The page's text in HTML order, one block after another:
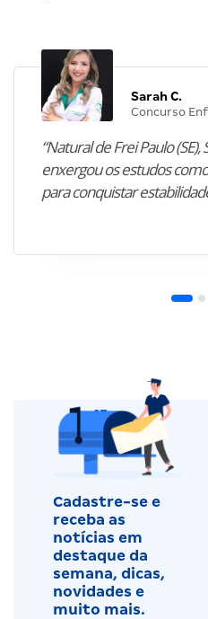
Sarah C.
Concurso
“Natural de Frei Paulo
enxergou os estudos
para conquistar
Cadastre-se e
receba as
notícias em
destaque da
semana, dicas,
novidades e
muito mais.